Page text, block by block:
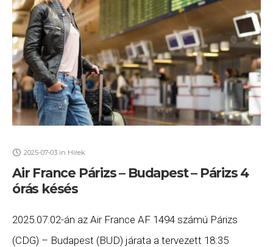
2025-07-03 in Hírek
Air France Párizs – Budapest – Párizs 4
órás késés
2025.07.02-án az Air France AF 1494 számú Párizs
(CDG) – Budapest (BUD) járata a tervezett 18:35